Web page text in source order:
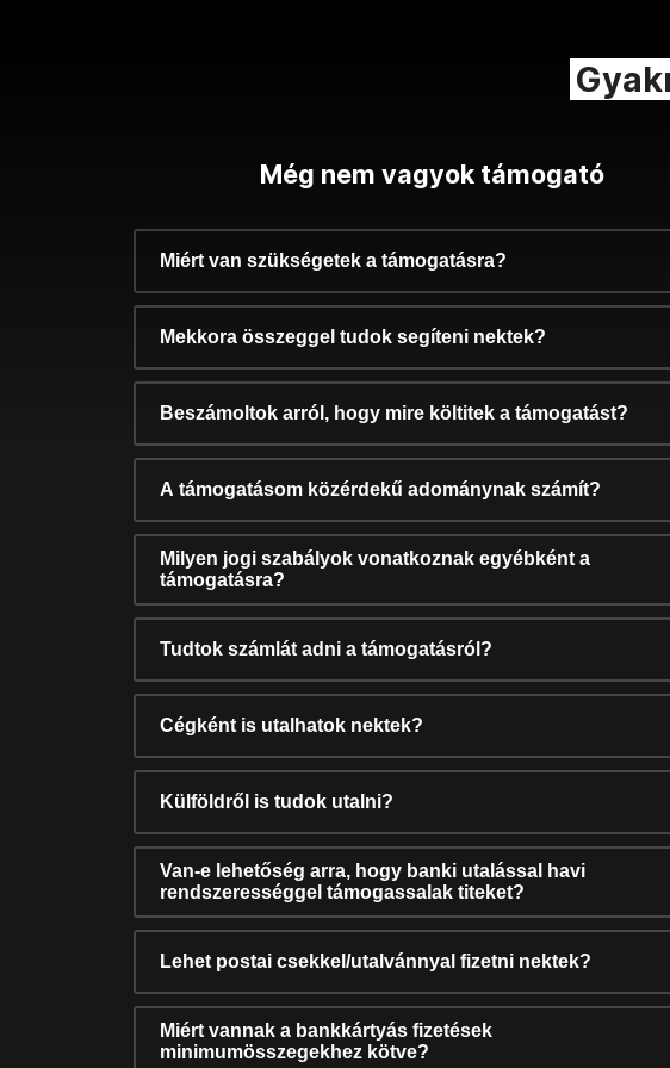
Még nem vagyok támogató
Miért van szükségetek a támogatásra?
Mekkora összeggel tudok segíteni nektek?
Beszámoltok arról, hogy mire költitek a támogatást?
A támogatásom közérdekű adománynak számít?
Milyen jogi szabályok vonatkoznak egyébként a
támogatásra?
Tudtok számlát adni a támogatásról?
Cégként is utalhatok nektek?
Külföldről is tudok utalni?
Van-e lehetőség arra, hogy banki utalással havi
rendszerességgel támogassalak titeket?
Lehet postai csekkel/utalvánnyal fizetni nektek?
Miért vannak a bankkártyás fizetések
minimumösszegekhez kötve?